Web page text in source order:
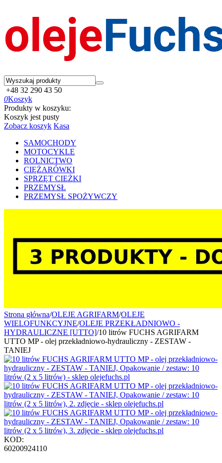
+48 32 290 43 50
0Koszyk
Produkty w koszyku:
Koszyk jest pusty
Zobacz koszyk Kasa
SAMOCHODY
MOTOCYKLE
ROLNICTWO
CIĘŻARÓWKI
SPRZĘT CIEŻKI
PRZEMYSŁ
PRZEMYSŁ SPOŻYWCZY
Strona główna/OLEJE AGRIFARM/OLEJE
WIELOFUNKCYJNE/OLEJE PRZEKŁADNIOWO -
HYDRAULICZNE [UTTO]/10 litrów FUCHS AGRIFARM
UTTO MP - olej przekładniowo-hydrauliczny - ZESTAW -
TANIEJ
KOD:
60200924110